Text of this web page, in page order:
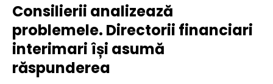
Consilierii analizează
problemele. Directorii financiari
interimari își asumă
răspunderea